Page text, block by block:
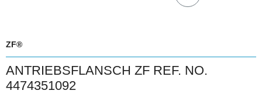
ZF®
ANTRIEBSFLANSCH ZF REF. NO.
4474351092